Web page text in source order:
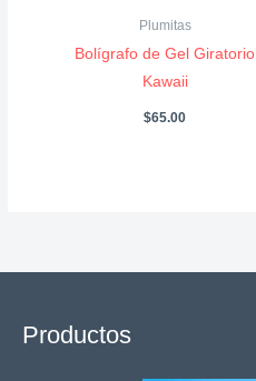
Plumitas
Bolígrafo de Gel Giratorio
Kawaii
$65.00
Productos